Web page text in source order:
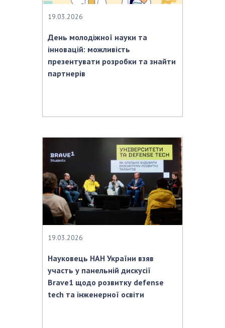
19.03.2026
День молодіжної науки та
інновацій: можливість
презентувати розробки та знайти
партнерів
19.03.2026
Науковець НАН України взяв
участь у панельній дискусії
Brave1 щодо розвитку defense
tech та інженерної освіти